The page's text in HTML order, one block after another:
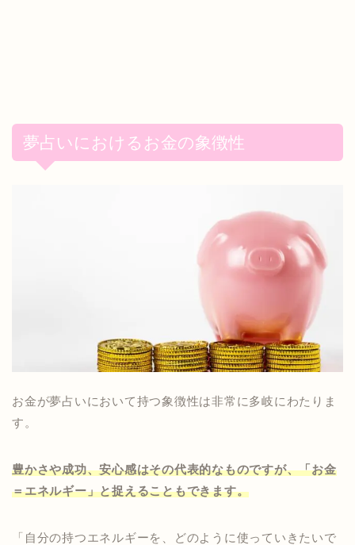
夢占いにおけるお金の象徴性
お金が夢占いにおいて持つ象徴性は非常に多岐にわたりま
す。
豊かさや成功、安心感はその代表的なものですが、「お金
＝エネルギー」と捉えることもできます。
「自分の持つエネルギーを、どのように使っていきたいで